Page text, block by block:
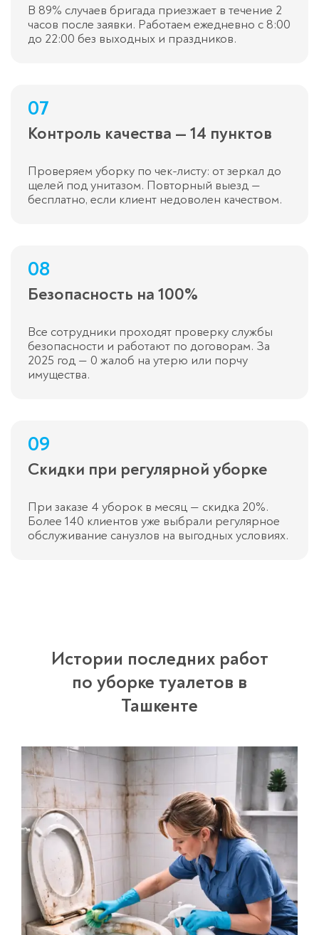
В 89% случаев бригада приезжает в течение 2
часов после заявки. Работаем ежедневно с 8:00
до 22:00 без выходных и праздников.
07
Контроль качества — 14 пунктов
Проверяем уборку по чек-листу: от зеркал до
щелей под унитазом. Повторный выезд —
бесплатно, если клиент недоволен качеством.
08
Безопасность на 100%
Все сотрудники проходят проверку службы
безопасности и работают по договорам. За
2025 год — 0 жалоб на утерю или порчу
имущества.
09
Скидки при регулярной уборке
При заказе 4 уборок в месяц — скидка 20%.
Более 140 клиентов уже выбрали регулярное
обслуживание санузлов на выгодных условиях.
Истории последних работ
по уборке туалетов в
Ташкенте